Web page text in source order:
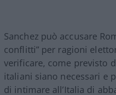
Sanchez può accusare
conflitti” per ragioni
verificare, come previsto
italiani siano necessari e
di intimare all’Italia di